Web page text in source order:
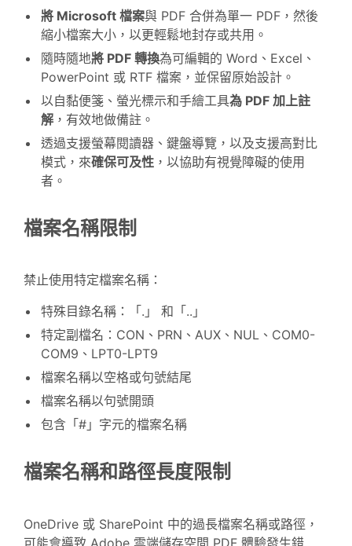
將 Microsoft 檔案與 PDF 合併為單一 PDF，然後
縮小檔案大小，以更輕鬆地封存或共用。
隨時隨地將 PDF 轉換為可編輯的 Word、Excel、
PowerPoint 或 RTF 檔案，並保留原始設計。
以自黏便箋、螢光標示和手繪工具為 PDF 加上註
解 ，有效地做備註。
透過支援螢幕閱讀器、鍵盤導覽，以及支援高對比
模式，來確保可及性 ，以協助有視覺障礙的使用
者。
檔案名稱限制
禁止使用特定檔案名稱：
特殊目錄名稱：「.」 和「..」
特定副檔名：CON、PRN、AUX、NUL、COM0-
COM9、LPT0-LPT9
檔案名稱以空格或句號結尾
檔案名稱以句號開頭
包含「#」字元的檔案名稱
檔案名稱和路徑長度限制
OneDrive 或 SharePoint 中的過長檔案名稱或路徑，